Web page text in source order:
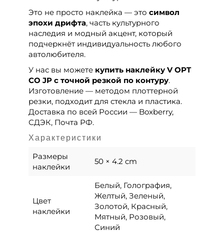
Это не просто наклейка — это символ
эпохи дрифта, часть культурного
наследия и модный акцент, который
подчеркнёт индивидуальность любого
автолюбителя.
У нас вы можете купить наклейку V OPT
CO JP с точной резкой по контуру.
Изготовление — методом плоттерной
резки, подходит для стекла и пластика.
Доставка по всей России — Boxberry,
СДЭК, Почта РФ.
Характеристики
Размеры
наклейки
50 × 4.2 cm
Цвет
наклейки
Белый, Голография,
Желтый, Зеленый,
Золотой, Красный,
Мятный, Розовый,
Синий